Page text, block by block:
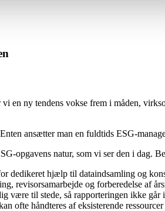
en ny tendens vokse frem i måden,
ansætter man en fuldtids ESG-
opgavens natur, som vi ser den i dag.
dedikeret hjælp til dataindsamling og
revisorsamarbejde og forberedelse af
være til stede, så rapporteringen ikke går
ofte håndteres af eksisterende